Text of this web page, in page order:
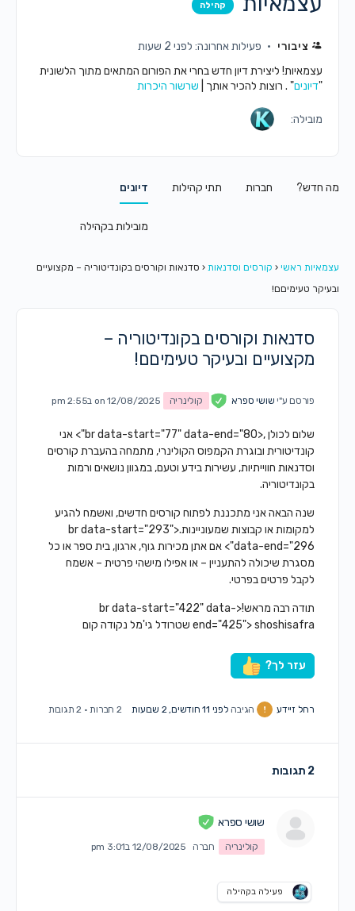
קהילה
ציבורי
פעילות אחרונה: לפני 2 שעות
עצמאיות! ליצירת דיון חדש בחרי את הפורום המתאים מתוך הלשונית
דיונים" . רוצות להכיר אותך | שרשור היכרות
מובילה:
מה חדש? חברות תתי קהילות דיונים
מובילות בקהילה
עצמאיות ראשי ‹ קורסים וסדנאות ‹ סדנאות וקורסים בקונדיטוריה – מקצועיים
ובעיקר טעימיםם!
סדנאות וקורסים בקונדיטוריה –
מקצועיים ובעיקר טעימיםם!
פורסם ע"ישושי ספרא קולינריה on 12/08/2025 ב2:55 pm
שלום לכולן ,<br data-start="77" data-end="80"> אני
קונדיטורית ובוגרת הקמפוס הקולינרי, מתמחה בהעברת קורסים
וסדנאות חווייתיות, עשירות בידע וטעם, במגוון נושאים ורמות
בקונדיטוריה.
שנה הבאה אני מתכננת לפתוח קורסים חדשים, ואשמח להגיע
למקומות או קבוצות שמעוניינות.<br data-start="293"
data-end="296"> אם אתן מכירות גוף, ארגון, בית ספר או כל
מסגרת שיכולה להתעניין – או אפילו מישהי פרטית – אשמח
לקבל פרטים בפרטי.
תודה רבה מראש!<br data-start="422" data-
end="425"> shoshisafra שטרודל גי'מל נקודה קום
עזר לך?
רחל זיידע הגיבהלפני 11 חודשים, 2 שבועות 2 חברות · 2 תגובות
2 תגובות
שושי ספרא
קולינריה חברה 12/08/2025 ב3:01 pm
פעילה בקהילה